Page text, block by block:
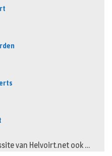
van Helvoirt.net ook …